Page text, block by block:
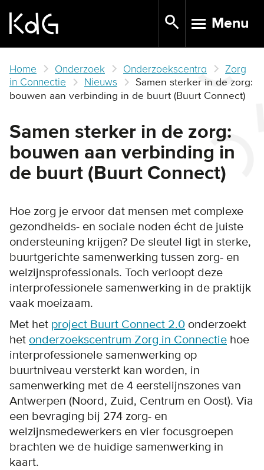
main
TOGGLE
Menu
Home Onderzoek Onderzoekscentra
Zorg
in Connectie
Nieuws
Samen sterker in de zorg:
bouwen aan verbinding in de buurt (Buurt Connect)
Samen sterker in de zorg:
bouwen aan verbinding in
de buurt (Buurt Connect)
Hoe zorg je ervoor dat mensen met complexe
gezondheids- en sociale noden écht de juiste
ondersteuning krijgen? De sleutel ligt in sterke,
buurtgerichte samenwerking tussen zorg- en
welzijnsprofessionals. Toch verloopt deze
interprofessionele samenwerking in de praktijk
vaak moeizaam.
Met het project Buurt Connect 2.0 onderzoekt
het onderzoekscentrum Zorg in Connectie hoe
interprofessionele samenwerking op
buurtniveau versterkt kan worden, in
samenwerking met de 4 eerstelijnszones van
Antwerpen (Noord, Zuid, Centrum en Oost). Via
een bevraging bij 274 zorg- en
welzijnsmedewerkers en vier focusgroepen
brachten we de huidige samenwerking in
kaart.